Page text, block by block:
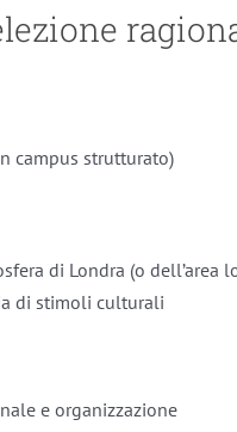
campus strutturato)
di Londra (o
di stimoli culturali
e organizzazione